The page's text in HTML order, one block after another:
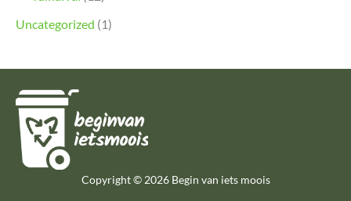
Uncategorized (1)
Copyright © 2026 Begin van iets moois